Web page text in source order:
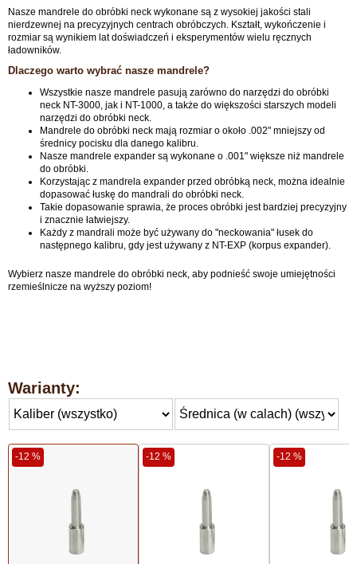
Nasze mandrele do obróbki neck wykonane są z wysokiej jakości stali
nierdzewnej na precyzyjnych centrach obróbczych. Kształt, wykończenie i
rozmiar są wynikiem lat doświadczeń i eksperymentów wielu ręcznych
ładowników.
Dlaczego warto wybrać nasze mandrele?
Wszystkie nasze mandrele pasują zarówno do narzędzi do obróbki
neck NT-3000, jak i NT-1000, a także do większości starszych modeli
narzędzi do obróbki neck.
Mandrele do obróbki neck mają rozmiar o około .002" mniejszy od
średnicy pocisku dla danego kalibru.
Nasze mandrele expander są wykonane o .001" większe niż mandrele
do obróbki.
Korzystając z mandrela expander przed obróbką neck, można idealnie
dopasować łuskę do mandrali do obróbki neck.
Takie dopasowanie sprawia, że proces obróbki jest bardziej precyzyjny
i znacznie łatwiejszy.
Każdy z mandrali może być używany do "neckowania" łusek do
następnego kalibru, gdy jest używany z NT-EXP (korpus expander).
Wybierz nasze mandrele do obróbki neck, aby podnieść swoje umiejętności
rzemieślnicze na wyższy poziom!
Warianty:
-12 % -12 % -12 %